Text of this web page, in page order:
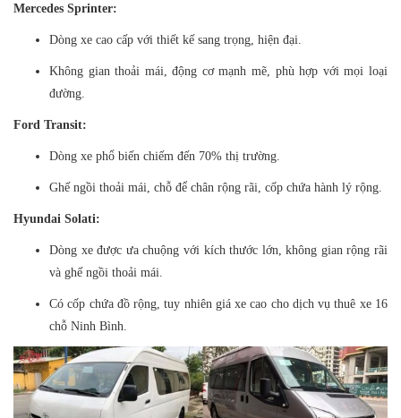
Mercedes Sprinter:
Dòng xe cao cấp với thiết kế sang trọng, hiện đại.
Không gian thoải mái, động cơ mạnh mẽ, phù hợp với mọi loại
đường.
Ford Transit:
Dòng xe phổ biến chiếm đến 70% thị trường.
Ghế ngồi thoải mái, chỗ để chân rộng rãi, cốp chứa hành lý rộng.
Hyundai Solati:
Dòng xe được ưa chuộng với kích thước lớn, không gian rộng rãi
và ghế ngồi thoải mái.
Có cốp chứa đồ rộng, tuy nhiên giá xe cao cho dịch vụ thuê xe 16
chỗ Ninh Bình.